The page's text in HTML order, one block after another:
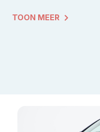
TOON MEER